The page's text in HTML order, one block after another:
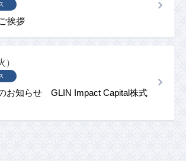
挨拶
お知らせ GLIN Impact Capital株式
）